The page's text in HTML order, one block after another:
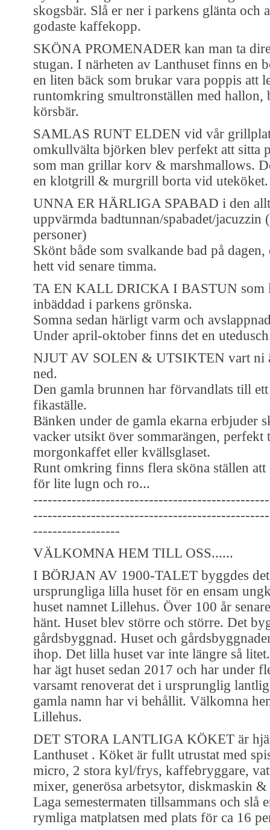
skogsbär. Slå er ner i parkens glänta och
godaste kaffekopp.
SKÖNA PROMENADER kan man ta
stugan. I närheten av Lanthuset finns en
en liten bäck som brukar vara poppis att
runtomkring smultronställen med hallon,
körsbär.
SAMLAS RUNT ELDEN vid vår
omkullvälta björken blev perfekt att sitta
som man grillar korv & marshmallows.
en klotgrill & murgrill borta vid uteköket.
UNNA ER HÄRLIGA SPABAD i den
uppvärmda badtunnan/spabadet/jacuzzin
personer)
Skönt både som svalkande bad på
hett vid senare timma.
TA EN KALL DRICKA I BASTUN som
inbäddad i parkens grönska.
Somna sedan härligt varm och
Under april-oktober finns det en
NJUT AV SOLEN & UTSIKTEN vart ni
ned.
Den gamla brunnen har förvandlats till
fikaställe.
Bänken under de gamla ekarna erbjuder
vacker utsikt över sommarängen, perfekt
morgonkaffet eller kvällsglaset.
Runt omkring finns flera sköna ställen att
för lite lugn och ro...
------------------
VÄLKOMNA HEM TILL OSS......
I BÖRJAN AV 1900-TALET byggdes det
ursprungliga lilla huset för en ensam
huset namnet Lillehus. Över 100 år
hänt. Huset blev större och större. Det
gårdsbyggnad. Huset och
ihop. Det lilla huset var inte längre så
har ägt huset sedan 2017 och har under
varsamt renoverat det i ursprunglig
gamla namn har vi behållit. Välkomna
Lillehus.
DET STORA LANTLIGA KÖKET är
Lanthuset . Köket är fullt utrustat med
micro, 2 stora kyl/frys, kaffebryggare,
mixer, generösa arbetsytor, diskmaskin
Laga semestermaten tillsammans och slå
rymliga matplatsen med plats för ca 16